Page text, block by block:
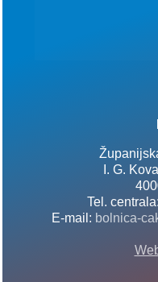
I. G.
Tel. centrala:
E-mail: bolnica-